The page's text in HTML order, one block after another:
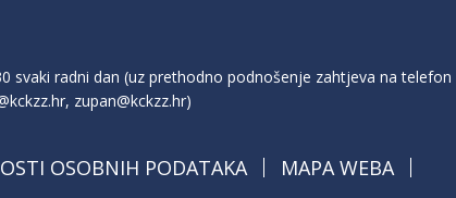
svaki radni dan (uz prethodno podnošenje zahtjeva na telefon
, zupan@kckzz.hr)
OSOBNIH PODATAKA MAPA WEBA